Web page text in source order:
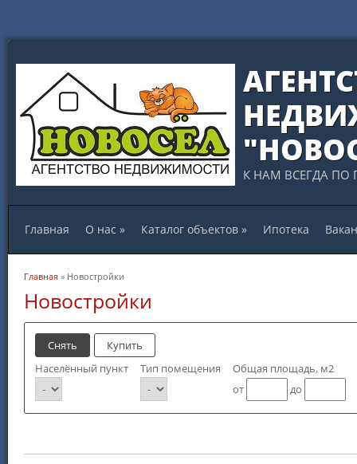
К НАМ ВСЕГДА ПО
Главная О нас » Каталог объектов » Ипотека
Вы здесь
Главная » Новостройки
Новостройки
Снять
Купить
Населённый пункт
Тип помещения
Общая площадь, м2
от
до